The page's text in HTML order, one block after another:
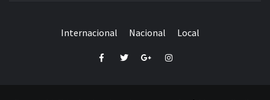
Internacional Nacional Local
FacebookTwitterGoogle+Instagram